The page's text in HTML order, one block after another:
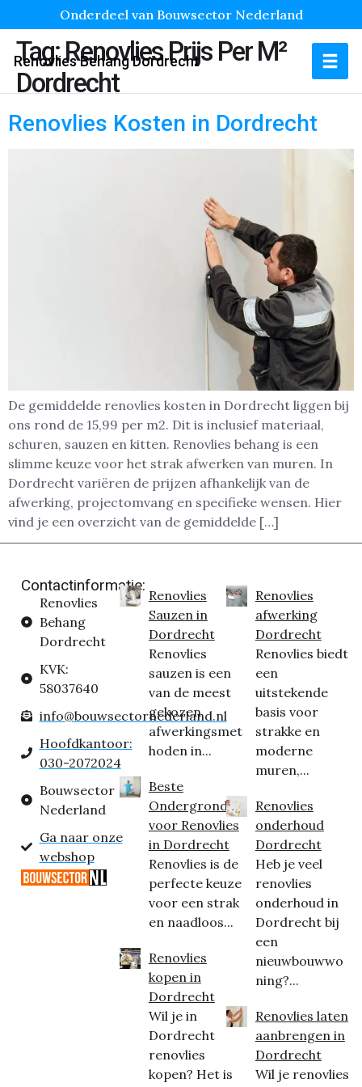
Onderdeel van Bouwsector Nederland
Renovlies Behang Dordrecht
Tag:Renovlies Prijs Per M²
Dordrecht
Renovlies Kosten in Dordrecht
De gemiddelde renovlies kosten in Dordrecht liggen bij
ons rond de 15,99 per m2. Dit is inclusief materiaal,
schuren, sauzen en kitten. Renovlies behang is een
slimme keuze voor het strak afwerken van muren. In
Dordrecht variëren de prijzen afhankelijk van de
afwerking, projectomvang en specifieke wensen. Hier
vind je een overzicht van de gemiddelde […]
Contactinformatie:
Renovlies
Behang
Dordrecht
KVK:
58037640
info@bouwsectornederland.nl
Hoofdkantoor:
030-2072024
Bouwsector
Nederland
Ga naar onze
webshop
Renovlies
Sauzen in
Dordrecht
Renovlies
sauzen is een
van de meest
gekozen
afwerkingsmet
hoden in...
Beste
Ondergrond
voor Renovlies
in Dordrecht
Renovlies is de
perfecte keuze
voor een strak
en naadloos...
Renovlies
kopen in
Dordrecht
Wil je in
Dordrecht
renovlies
kopen? Het is
Renovlies
afwerking
Dordrecht
Renovlies biedt
een
uitstekende
basis voor
strakke en
moderne
muren,...
Renovlies
onderhoud
Dordrecht
Heb je veel
renovlies
onderhoud in
Dordrecht bij
een
nieuwbouwwo
ning?...
Renovlies laten
aanbrengen in
Dordrecht
Wil je renovlies